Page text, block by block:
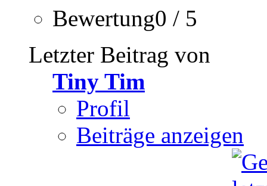
Bewertung0 / 5
Letzter Beitrag von
Tiny Tim
Profil
Beiträge anzeigen